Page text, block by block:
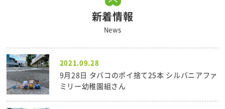
新着情報
News
2021.09.28
9月28日 タバコのポイ捨て25本 シルバニアファ
ミリー幼稚園組さん